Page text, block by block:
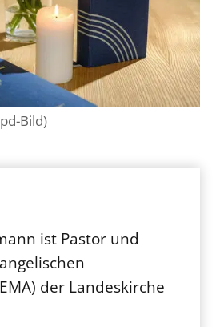
Bild)
ist Pastor und
der Landeskirche